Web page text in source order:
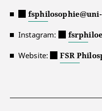
Instagram:
Website: FSR